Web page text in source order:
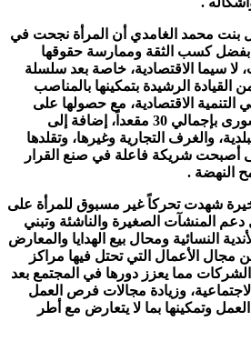
بنت محمد الغامدي أن المرأة نجحت في
بفضل كسب الثقة وممارسة حقوقها
لا سيما الاقتصادية، خاصة بعد سلسلة
القيادة الرشيدة بتمكينها بالمناصب
التنمية الاقتصادية، مع حصولها على
نسبة 20% في مجلس الشورى بإجمالي 30 مقعداً، إضافة إلى
والغرف التجارية وغيرها، وتقلدها
شريكة فاعلة في صنع القرار
النهضة .
شهدت تحركاً غير مسبوق للمرأة على
المنشآت الصغيرة والناشئة وتبني
النسائية ومحال بيع الهدايا والمعارض
مجال الأعمال التي تحتل فيها مراكز
مما يعزز دورها في المجتمع بعد
وزيادة مجالات فرص العمل
وتمكينها بما لا يتعارض مع أطر